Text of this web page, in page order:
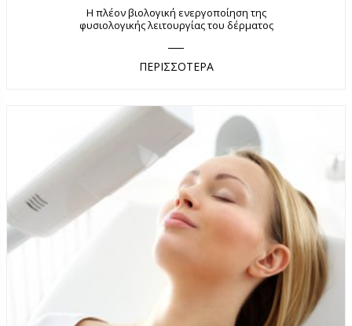
Η πλέον βιολογική ενεργοποίηση της
φυσιολογικής λειτουργίας του δέρματος
ΠΕΡΙΣΣΟΤΕΡΑ